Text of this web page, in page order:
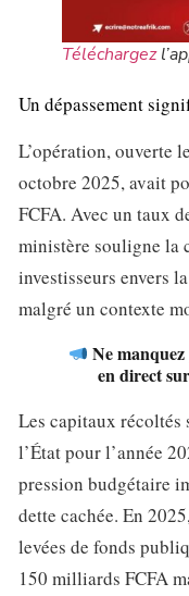
Téléchargez
Un dépassement
L’opération, ouverte
octobre 2025, avait
FCFA. Avec un taux
ministère souligne la
investisseurs envers
malgré un contexte
Ne
en direct
Les capitaux récoltés
l’État pour l’année
pression budgétaire
dette cachée. En
levées de fonds
150 milliards FCFA